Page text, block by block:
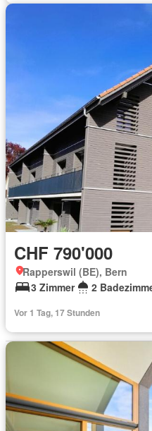
CHF 790'000
Rapperswil (BE), Bern
3 Zimmer
2
Vor 1 Tag, 17 Stunden